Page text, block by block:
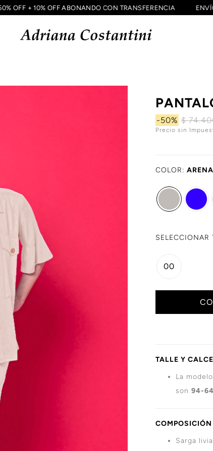
50% OFF + 10% OFF ABONANDO CON TRANSFERENCIA
-50% $
Precio sin
COLOR: ARENA
SELECCIONAR
00
TALLE Y CALCE
La
son 94-
Sarga